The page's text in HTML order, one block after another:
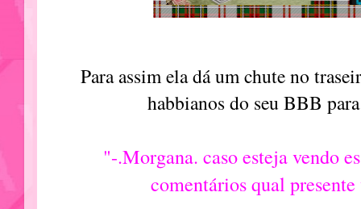
Para assim ela dá um chute no
habbianos do seu BBB
"-.Morgana. caso esteja vendo
comentários qual